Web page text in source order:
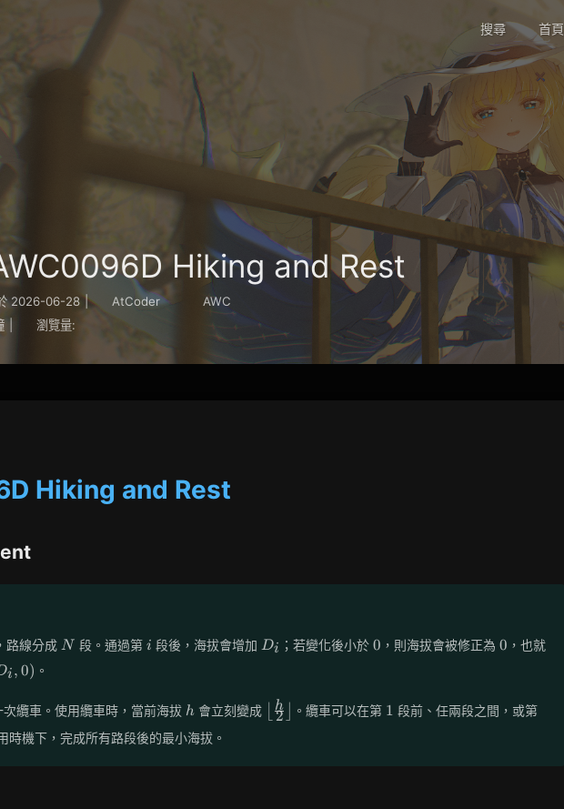
搜尋 首頁
Hiking and Rest
2026-06-28 | AtCoder
AWC
瀏覽量:
Hiking and Rest
路線分成 N
N 段。通過第 i
i 段後，海拔會增加 D_i
Di ；若變化後小於0
0 ，則海拔會被修正為0
0 ，也就
i, 0) 。
纜車。使用纜車時，當前海拔 h
h 會立刻變成 \left\lfloor
\frac{h}{2}
2
h 。纜車可以在第 1
1 段前、任兩段之間，或第
時機下，完成所有路段後的最小海拔。